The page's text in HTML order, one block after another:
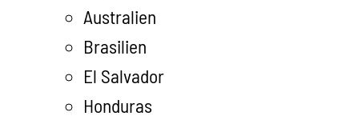
Australien
Brasilien
El Salvador
Honduras